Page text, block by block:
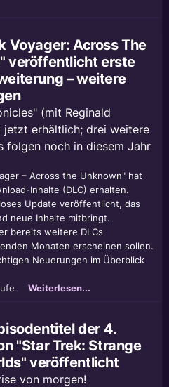
Voyager: Across The
veröffentlicht erste
– weitere
(mit Reginald
jetzt erhältlich; drei weitere
folgen noch in diesem Jahr
– Across the Unknown" hat
Inhalte (DLC) erhalten.
Update veröffentlicht, das
neue Inhalte mitbringt.
bereits weitere DLCs
Monaten erscheinen sollen.
Neuerungen im Überblick
Weiterlesen...
der 4.
"Star Trek: Strange
veröffentlicht
von morgen!